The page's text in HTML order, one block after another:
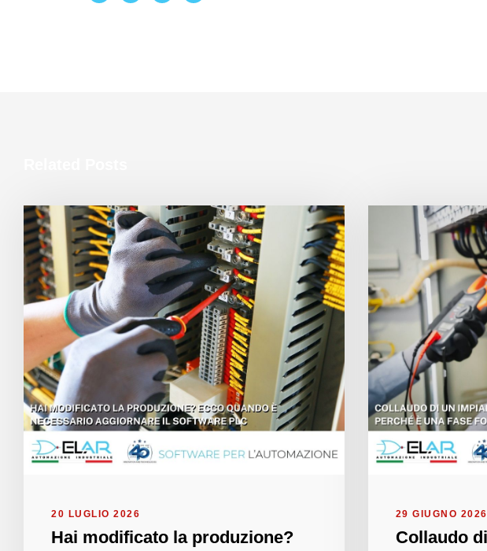
20 LUGLIO 2026
Hai modificato la produzione?
29 GIUGNO 2026
Collaudo